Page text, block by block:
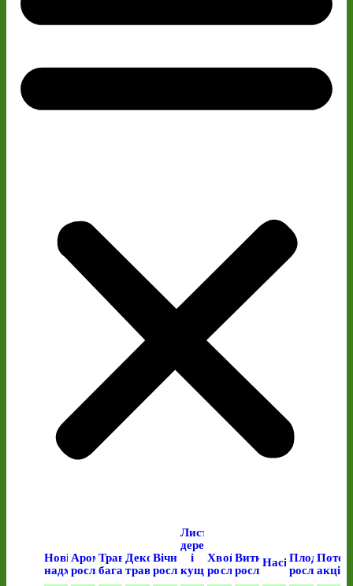
Нові
надходження
Ароматичні
рослини
Трав’янисті
багаторічні
Декоративні
трави
Вічнозелені
рослини
Листяні
дерева
і
кущі
Хвойні
рослини
Виткі
рослини
НасінняПлодові
рослини
акція